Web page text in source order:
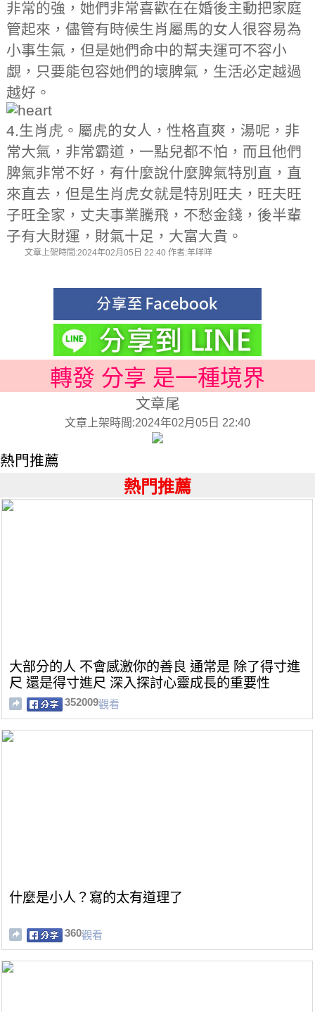
非常的強，她們非常喜歡在在婚後主動把家庭
管起來，儘管有時候生肖屬馬的女人很容易為
小事生氣，但是她們命中的幫夫運可不容小
覷，只要能包容她們的壞脾氣，生活必定越過
越好。
4.生肖虎。屬虎的女人，性格直爽，湯呢，非
常大氣，非常霸道，一點兒都不怕，而且他們
脾氣非常不好，有什麼說什麼脾氣特別直，直
來直去，但是生肖虎女就是特別旺夫，旺夫旺
子旺全家，丈夫事業騰飛，不愁金錢，後半輩
子有大財運，財氣十足，大富大貴。
文章上架時間:2024年02月05日 22:40 作者:羊咩咩
轉發 分享 是一種境界
文章尾
文章上架時間:2024年02月05日 22:40
熱門推薦
熱門推薦
大部分的人 不會感激你的善良 通常是 除了得寸進
尺 還是得寸進尺 深入探討心靈成長的重要性
352009觀看
什麼是小人？寫的太有道理了
360觀看